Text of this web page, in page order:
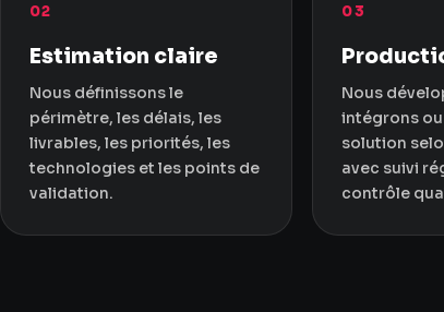
02
Estimation claire
Nous définissons le
périmètre, les délais, les
livrables, les priorités, les
technologies et les points de
validation.
03
Nous
intégrons
solution
avec suivi
contrôle